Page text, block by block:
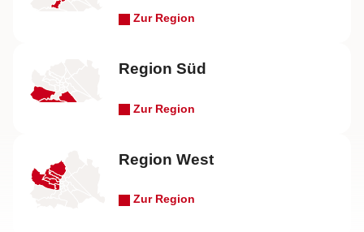
Zur Region
Region Süd
Zur Region
Region West
Zur Region